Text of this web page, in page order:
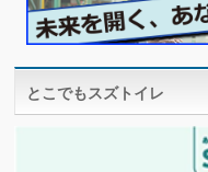
とこでもスズトイレ